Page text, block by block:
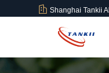
Shanghai Tankii